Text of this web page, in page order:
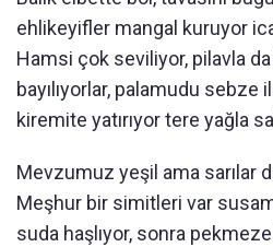
ehlikeyifler mangal kuruyor
Hamsi çok seviliyor, pilavla
bayılıyorlar, palamudu sebze
kiremite yatırıyor tere yağla
Mevzumuz yeşil ama sarılar
Meşhur bir simitleri var
suda haşlıyor, sonra pekmeze